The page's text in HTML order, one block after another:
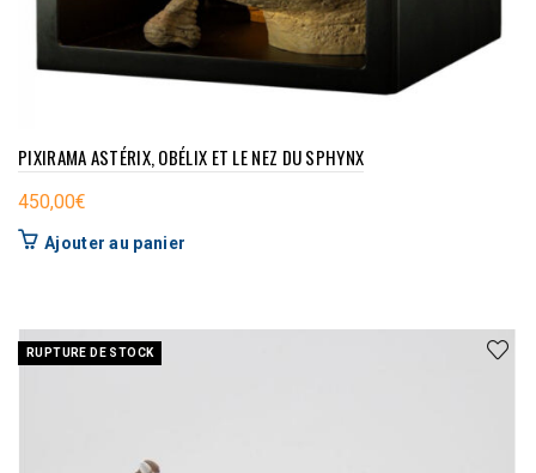
PIXIRAMA ASTÉRIX, OBÉLIX ET LE NEZ DU SPHYNX
450,00€
Ajouter au panier
RUPTURE DE STOCK